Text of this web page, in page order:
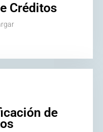
Créditos
de